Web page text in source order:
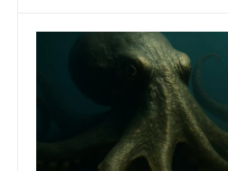
Kraken mise gros sur INK